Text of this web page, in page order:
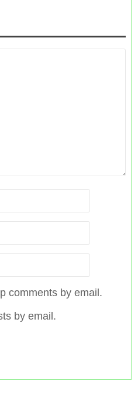
comments by email.
by email.